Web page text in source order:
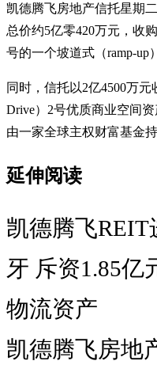
凯德腾飞房地产信托星期
总价约5亿零420万元，收
号的一个坡道式（ramp-up
同时，信托以2亿4500万元
Drive）2号优质商业空间
由一家全球主权财富基金持
延伸阅读
凯德腾飞REIT
牙 斥资1.85亿
物流资产
凯德腾飞房地